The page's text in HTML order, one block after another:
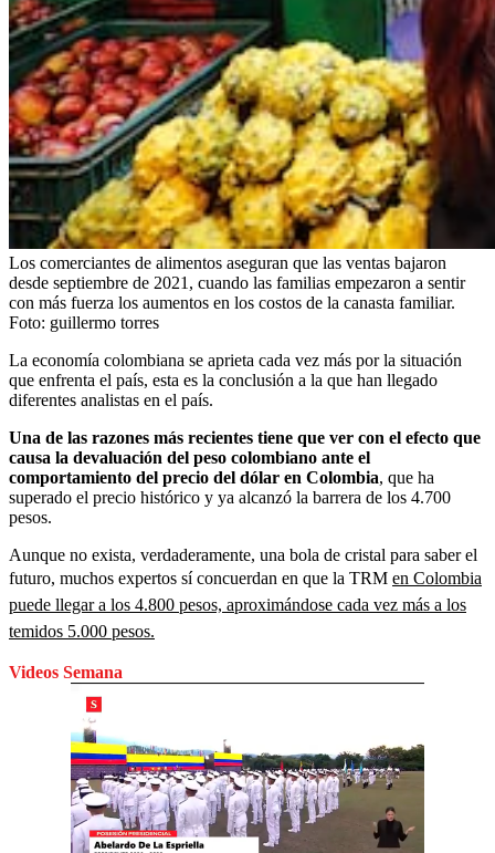
Los comerciantes de alimentos aseguran que las ventas bajaron
desde septiembre de 2021, cuando las familias empezaron a sentir
con más fuerza los aumentos en los costos de la canasta familiar.
Foto: guillermo torres
La economía colombiana se aprieta cada vez más por la situación
que enfrenta el país, esta es la conclusión a la que han llegado
diferentes analistas en el país.
Una de las razones más recientes tiene que ver con el efecto que
causa la devaluación del peso colombiano ante el
comportamiento del precio del dólar en Colombia, que ha
superado el precio histórico y ya alcanzó la barrera de los 4.700
pesos.
Aunque no exista, verdaderamente, una bola de cristal para saber el
futuro, muchos expertos sí concuerdan en que la TRM en Colombia
puede llegar a los 4.800 pesos, aproximándose cada vez más a los
temidos 5.000 pesos.
Videos Semana